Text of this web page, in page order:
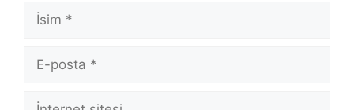
İsim
posta
İnternet